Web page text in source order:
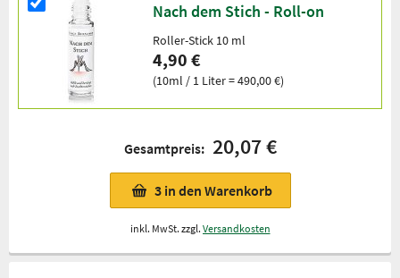
Nach dem Stich - Roll-on
Roller-Stick 10 ml
4,90 €
(10ml / 1 Liter = 490,00 €)
Gesamtpreis: 20,07 €
3 in den Warenkorb
inkl. MwSt. zzgl. Versandkosten